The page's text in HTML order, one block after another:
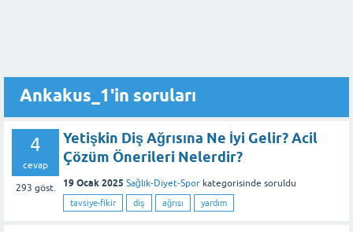
Ankakus_1'in soruları
4
cevap
293 göst.
Yetişkin Diş Ağrısına Ne İyi Gelir? Acil
Çözüm Önerileri Nelerdir?
19 Ocak 2025 Sağlık-Diyet-Spor kategorisinde soruldu
tavsiye-fikir diş ağrısı yardım